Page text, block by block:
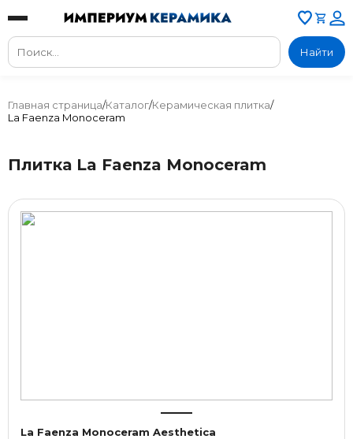
Найти
Главная страница/Каталог/Керамическая плитка/
La Faenza Monoceram
Плитка La Faenza Monoceram
La Faenza Monoceram Aesthetica